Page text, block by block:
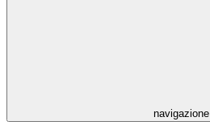
navigazione